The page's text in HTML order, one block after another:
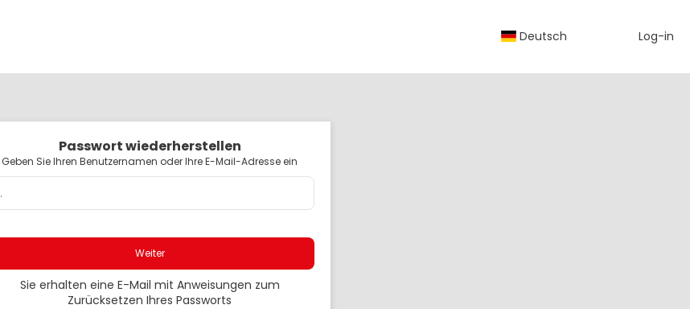
Deutsch Log-in
Passwort wiederherstellen
Geben Sie Ihren Benutzernamen oder Ihre E-Mail-Adresse ein
Weiter
Sie erhalten eine E-Mail mit Anweisungen zum
Zurücksetzen Ihres Passworts